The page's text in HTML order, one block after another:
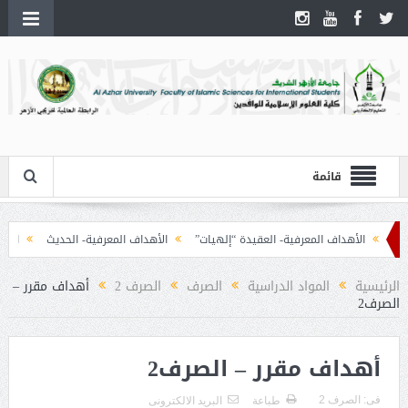
قائمة
الأهداف المعرفية- العقيدة “إلهيات” الأهداف المعرفية- الحديث
الرئيسية المواد الدراسية الصرف الصرف 2 أهداف مقرر –
الصرف2
أهداف مقرر – الصرف2
فى: الصرف 2 طباعة البريد الالكترونى